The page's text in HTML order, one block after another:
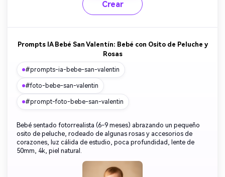
Crear
Prompts IA Bebé San Valentín: Bebé con Osito de Peluche y
Rosas
#prompts-ia-bebe-san-valentin
#foto-bebe-san-valentin
#prompt-foto-bebe-san-valentin
Bebé sentado fotorrealista (6-9 meses) abrazando un pequeño
osito de peluche, rodeado de algunas rosas y accesorios de
corazones, luz cálida de estudio, poca profundidad, lente de
50mm, 4k, piel natural.